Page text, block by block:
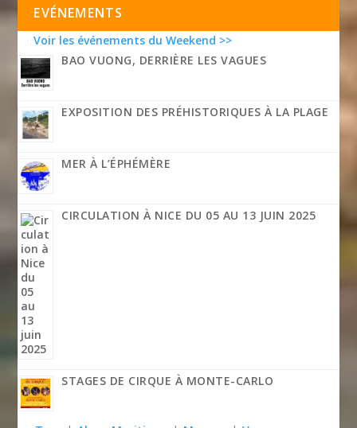
EVÉNEMENTS
Voir les événements du Weekend >>
BAO VUONG, DERRIÈRE LES VAGUES
EXPOSITION DES PRÉHISTORIQUES À LA PLAGE
MER À L’ÉPHÉMÈRE
CIRCULATION À NICE DU 05 AU 13 JUIN 2025
STAGES DE CIRQUE À MONTE-CARLO